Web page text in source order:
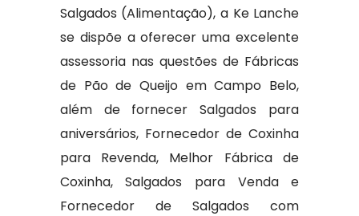
Salgados (Alimentação), a Ke Lanche
se dispõe a oferecer uma excelente
assessoria nas questões de Fábricas
de Pão de Queijo em Campo Belo,
além de fornecer Salgados para
aniversários, Fornecedor de Coxinha
para Revenda, Melhor Fábrica de
Coxinha, Salgados para Venda e
Fornecedor de Salgados com